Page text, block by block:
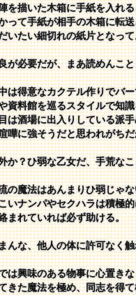
を描いた木箱に手紙を入れ
って手紙が相手の木箱に転
たい細切れの紙片となって
が必要だが、まあ読めんこ
は得意なカクテル作りでバ
資料館を巡るスタイルで知
は酒場に出入りしている派
嘩に強そうだと思われがち
か？ひ弱な乙女だ、手荒な
の魔法はあんまりひ弱じゃ
いナンパやセクハラは積極
まれていれば必ず助ける。
んな、他人の体に許可なく
は興味のある物事に心置き
きた魔法を極め、同志を得